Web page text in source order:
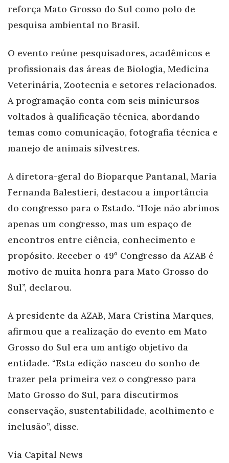
reforça Mato Grosso do Sul como polo de
pesquisa ambiental no Brasil.
O evento reúne pesquisadores, acadêmicos e
profissionais das áreas de Biologia, Medicina
Veterinária, Zootecnia e setores relacionados.
A programação conta com seis minicursos
voltados à qualificação técnica, abordando
temas como comunicação, fotografia técnica e
manejo de animais silvestres.
A diretora-geral do Bioparque Pantanal, Maria
Fernanda Balestieri, destacou a importância
do congresso para o Estado. “Hoje não abrimos
apenas um congresso, mas um espaço de
encontros entre ciência, conhecimento e
propósito. Receber o 49º Congresso da AZAB é
motivo de muita honra para Mato Grosso do
Sul”, declarou.
A presidente da AZAB, Mara Cristina Marques,
afirmou que a realização do evento em Mato
Grosso do Sul era um antigo objetivo da
entidade. “Esta edição nasceu do sonho de
trazer pela primeira vez o congresso para
Mato Grosso do Sul, para discutirmos
conservação, sustentabilidade, acolhimento e
inclusão”, disse.
Via Capital News